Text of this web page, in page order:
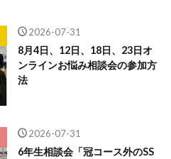
2026-07-31
8月4日、12日、18日、23日オ
ンラインお悩み相談会の参加方
法
2026-07-31
6年生相談会「冠コース外のSS